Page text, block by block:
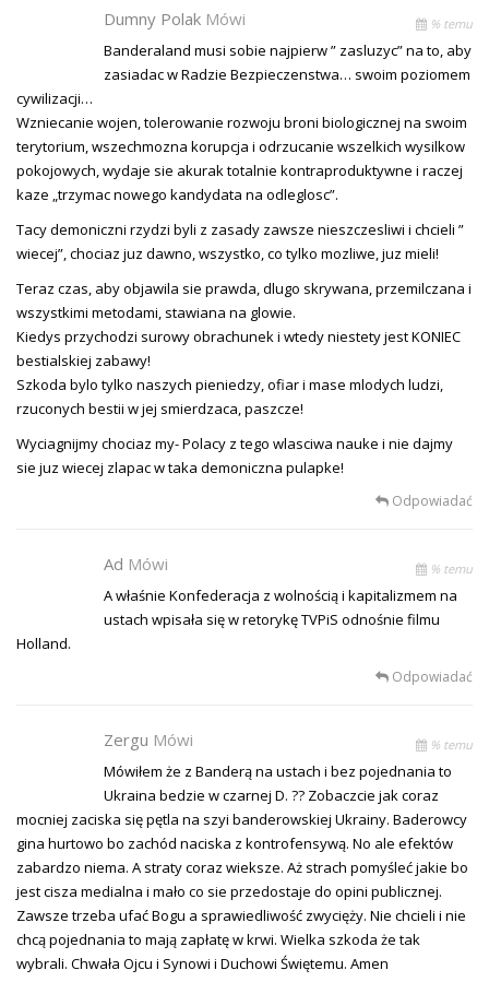
Dumny Polak Mówi % temu
Banderaland musi sobie najpierw ” zasluzyc” na to, aby
zasiadac w Radzie Bezpieczenstwa… swoim poziomem
cywilizacji…
Wzniecanie wojen, tolerowanie rozwoju broni biologicznej na swoim
terytorium, wszechmozna korupcja i odrzucanie wszelkich wysilkow
pokojowych, wydaje sie akurak totalnie kontraproduktywne i raczej
kaze „trzymac nowego kandydata na odleglosc”.
Tacy demoniczni rzydzi byli z zasady zawsze nieszczesliwi i chcieli ”
wiecej”, chociaz juz dawno, wszystko, co tylko mozliwe, juz mieli!
Teraz czas, aby objawila sie prawda, dlugo skrywana, przemilczana i
wszystkimi metodami, stawiana na glowie.
Kiedys przychodzi surowy obrachunek i wtedy niestety jest KONIEC
bestialskiej zabawy!
Szkoda bylo tylko naszych pieniedzy, ofiar i mase mlodych ludzi,
rzuconych bestii w jej smierdzaca, paszcze!
Wyciagnijmy chociaz my- Polacy z tego wlasciwa nauke i nie dajmy
sie juz wiecej zlapac w taka demoniczna pulapke!
Odpowiadać
Ad Mówi % temu
A właśnie Konfederacja z wolnością i kapitalizmem na
ustach wpisała się w retorykę TVPiS odnośnie filmu
Holland.
Odpowiadać
Zergu Mówi % temu
Mówiłem że z Banderą na ustach i bez pojednania to
Ukraina bedzie w czarnej D. ?? Zobaczcie jak coraz
mocniej zaciska się pętla na szyi banderowskiej Ukrainy. Baderowcy
gina hurtowo bo zachód naciska z kontrofensywą. No ale efektów
zabardzo niema. A straty coraz wieksze. Aż strach pomyśleć jakie bo
jest cisza medialna i mało co sie przedostaje do opini publicznej.
Zawsze trzeba ufać Bogu a sprawiedliwość zwycięży. Nie chcieli i nie
chcą pojednania to mają zapłatę w krwi. Wielka szkoda że tak
wybrali. Chwała Ojcu i Synowi i Duchowi Świętemu. Amen